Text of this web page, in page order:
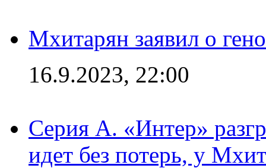
Мхитарян заявил о
16.9.2023, 22:00
Серия А. «Интер»
идет без потерь, у